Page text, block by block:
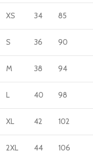
XS 34 85
S 36 90
M 38 94
L 40 98
XL 42 102
2XL 44 106